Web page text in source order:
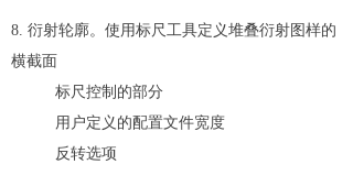
8. 衍射轮廓。使用标尺工具定义堆叠衍射图样的
横截面
标尺控制的部分
用户定义的配置文件宽度
反转选项